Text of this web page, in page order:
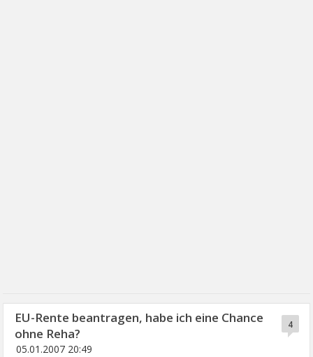
4
EU-Rente beantragen, habe ich eine Chance
ohne Reha?
05.01.2007 20:49